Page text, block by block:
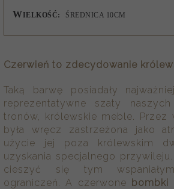
W IELKOŚĆ: ŚREDNICA 10CM
Czerwień to zdecydowanie
Taką barwę posiadały
reprezentatywne szaty
tronów, królewskie meble. Przez
była wręcz zastrzeżona jako
użycie jej poza królewskim
uzyskania specjalnego
cieszyć się tym
ograniczeń. A czerwone bombki